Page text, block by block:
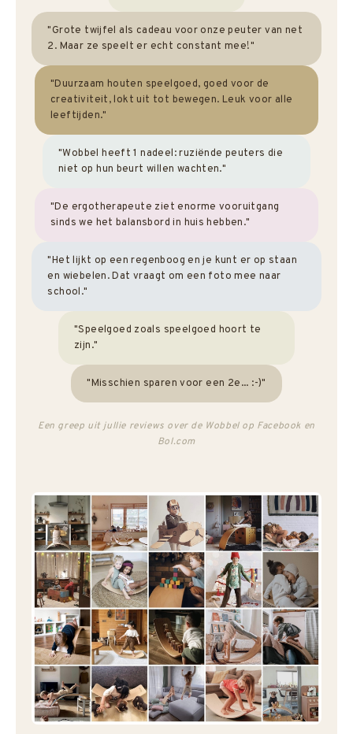
"Grote twijfel als cadeau voor onze peuter van net
2. Maar ze speelt er echt constant mee!"
"Duurzaam houten speelgoed, goed voor de
creativiteit, lokt uit tot bewegen. Leuk voor alle
leeftijden."
"Wobbel heeft 1 nadeel: ruziënde peuters die
niet op hun beurt willen wachten."
"De ergotherapeute ziet enorme vooruitgang
sinds we het balansbord in huis hebben."
"Het lijkt op een regenboog en je kunt er op staan
en wiebelen. Dat vraagt om een foto mee naar
school."
"Speelgoed zoals speelgoed hoort te
zijn."
"Misschien sparen voor een 2e... :-)"
Een greep uit jullie reviews over de Wobbel op Facebook en
Bol.com